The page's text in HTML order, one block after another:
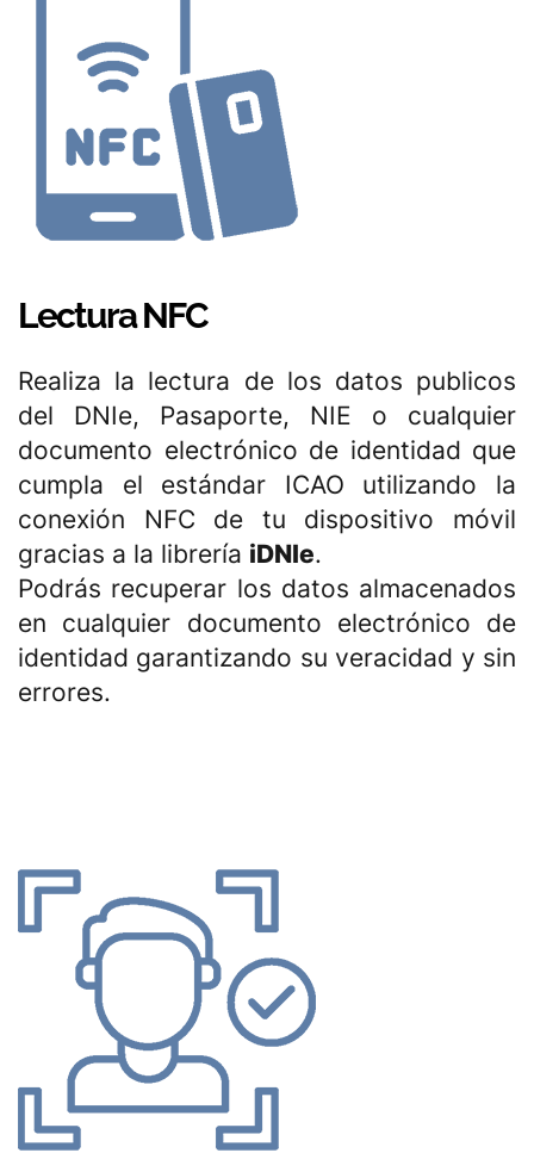
Lectura NFC
Realiza la lectura de los datos publicos
del DNIe, Pasaporte, NIE o cualquier
documento electrónico de identidad que
cumpla el estándar ICAO utilizando la
conexión NFC de tu dispositivo móvil
gracias a la librería iDNIe.
Podrás recuperar los datos almacenados
en cualquier documento electrónico de
identidad garantizando su veracidad y sin
errores.